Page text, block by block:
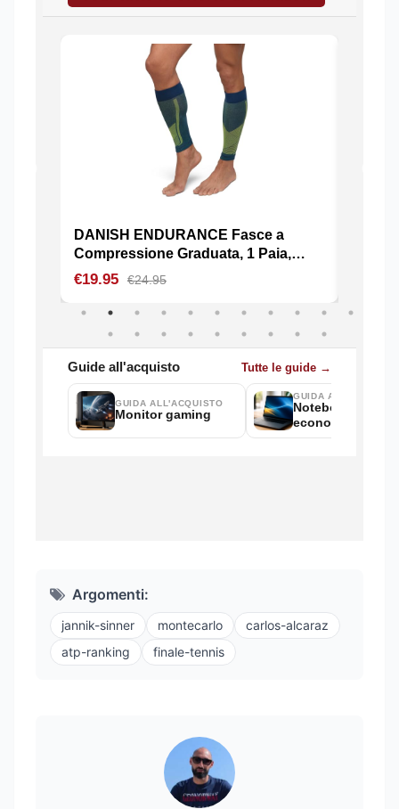
Argomenti:
jannik-sinner montecarlo
carlos-alcaraz
atp-ranking
finale-tennis